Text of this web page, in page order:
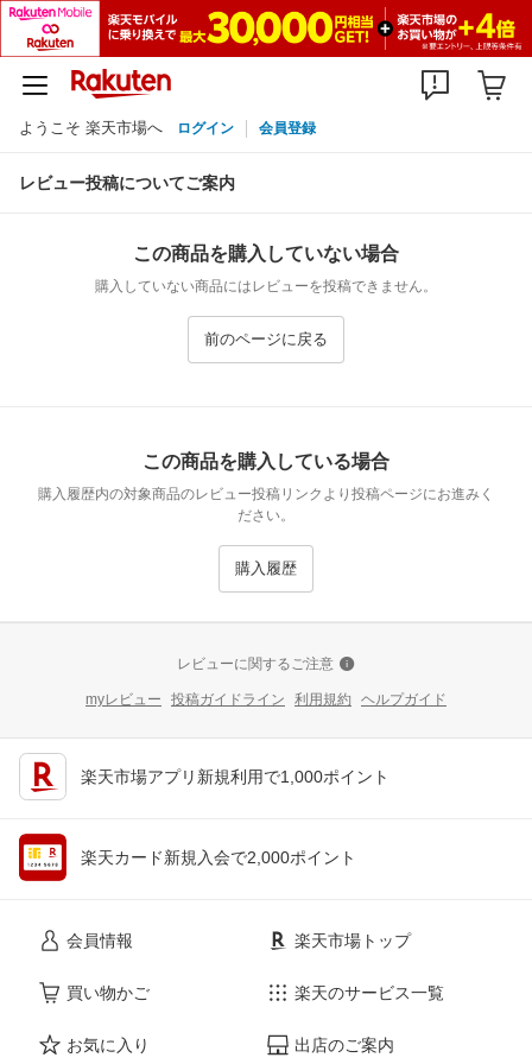
ようこそ 楽天市場へ ログイン 会員登録
レビュー投稿についてご案内
この商品を購入していない場合
購入していない商品にはレビューを投稿できません。
前のページに戻る
この商品を購入している場合
購入履歴内の対象商品のレビュー投稿リンクより投稿ページにお進みく
ださい。
購入履歴
レビューに関するご注意
myレビュー 投稿ガイドライン 利用規約 ヘルプガイド
楽天市場アプリ新規利用で1,000ポイント
楽天カード新規入会で2,000ポイント
会員情報
買い物かご
お気に入り
楽天市場トップ
楽天のサービス一覧
出店のご案内